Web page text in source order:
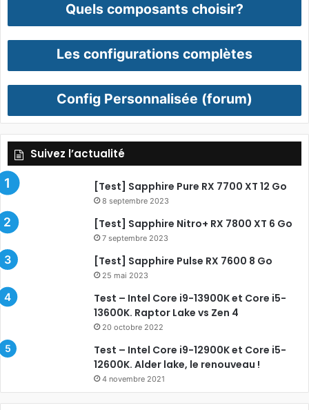
Quels composants choisir?
Les configurations complètes
Config Personnalisée (forum)
Suivez l’actualité
[Test] Sapphire Pure RX 7700 XT 12 Go
8 septembre 2023
[Test] Sapphire Nitro+ RX 7800 XT 6 Go
7 septembre 2023
[Test] Sapphire Pulse RX 7600 8 Go
25 mai 2023
Test – Intel Core i9-13900K et Core i5-
13600K. Raptor Lake vs Zen 4
20 octobre 2022
Test – Intel Core i9-12900K et Core i5-
12600K. Alder lake, le renouveau !
4 novembre 2021